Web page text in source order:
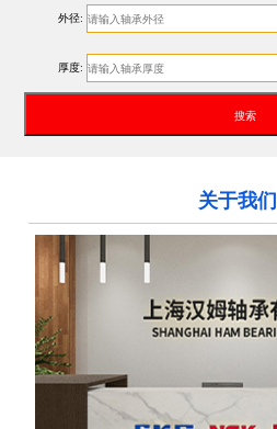
外径:
厚度:
关于我们